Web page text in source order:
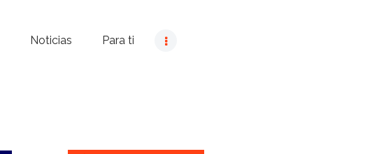
Noticias Para ti